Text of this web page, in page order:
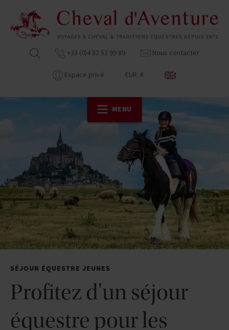
+33 (0)4 82 53 99 89 Nous contacter
Espace privé EUR €
MENU
SÉJOUR ÉQUESTRE JEUNES
Profitez d'un séjour
équestre pour les